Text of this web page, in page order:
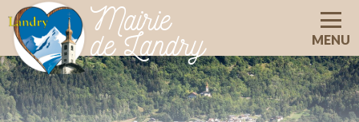
Mairie
de Landry MENU